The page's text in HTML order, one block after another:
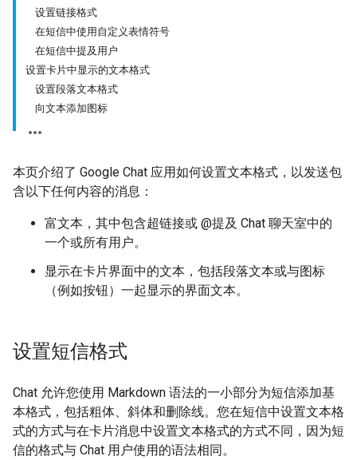
设置链接格式
在短信中使用自定义表情符号
在短信中提及用户
设置卡片中显示的文本格式
设置段落文本格式
向文本添加图标
本页介绍了 Google Chat 应用如何设置文本格式，以发送包
含以下任何内容的消息：
富文本，其中包含超链接或 @提及 Chat 聊天室中的
一个或所有用户。
显示在卡片界面中的文本，包括段落文本或与图标
（例如按钮）一起显示的界面文本。
设置短信格式
Chat 允许您使用 Markdown 语法的一小部分为短信添加基
本格式，包括粗体、斜体和删除线。您在短信中设置文本格
式的方式与在卡片消息中设置文本格式的方式不同，因为短
信的格式与 Chat 用户使用的语法相同。